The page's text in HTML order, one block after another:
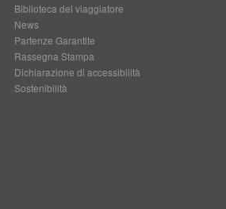
Biblioteca del viaggiatore
News
Partenze Garantite
Rassegna Stampa
Dichiarazione di accessibilità
Sostenibilità